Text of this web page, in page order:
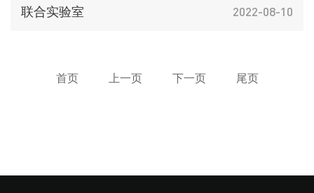
2022-08-10
联合实验室
首页 上一页 下一页 尾页